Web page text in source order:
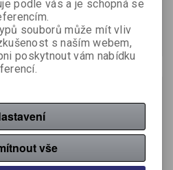
63,90 Kč (bez DPH:)
Koupit
podle vás a je schopná se
souborů může mít vliv
s naším webem,
poskytnout vám nabídku
vše